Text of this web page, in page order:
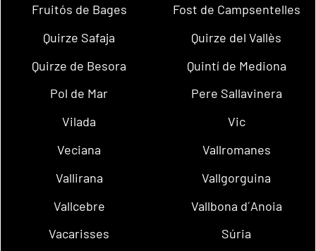
Fruitós de Bages
Fost de Campsentelles
Quirze Safaja
Quirze del Vallès
Quirze de Besora
Quintí de Mediona
Pol de Mar
Pere Sallavinera
Vilada
Vic
Veciana
Vallromanes
Vallirana
Vallgorguina
Vallcebre
Vallbona d´Anoia
Vacarisses
Súria